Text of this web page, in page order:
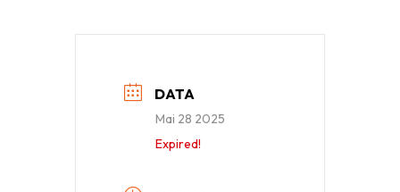
DATA
Mai 28 2025
Expired!